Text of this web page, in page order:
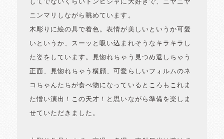
してでないくらいドンピシャに大好きで、ニヤニヤ
ニンマリしながら眺めています。
木彫りに絵の具で着色。表情が美しいというか可愛
いというか、スーッと吸い込まれそうなキラキラし
た姿をしています。見惚れちゃう見つめ返しちゃう
正面、見惚れちゃう横顔、可愛らしいフォルムのネ
コちゃんたちが食べ物になっているところもこれま
た憎い演出！この天才！と思いながら準備を楽しま
せていただきました。